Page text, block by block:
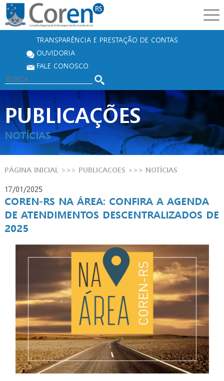
TRANSPARÊNCIA E PRESTAÇÃO DE CONTAS
OUVIDORIA
FALE CONOSCO
PUBLICAÇÕES
NOTÍCIAS
PÁGINA INICIAL >>> PUBLICACOES >>> NOTÍCIAS
17/01/2025
COREN-RS NA ÁREA: CONFIRA A AGENDA
DE ATENDIMENTOS DESCENTRALIZADOS DE
2025